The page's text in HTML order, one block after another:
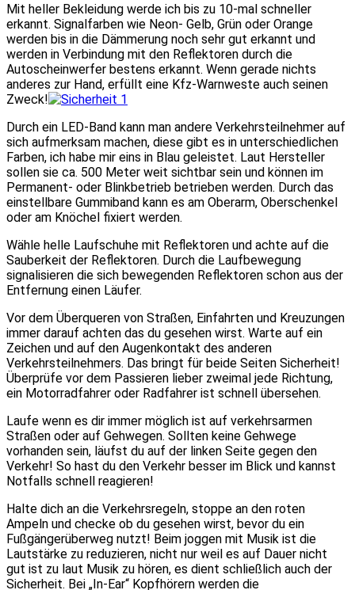
Mit heller Bekleidung werde ich bis zu 10-mal schneller
erkannt. Signalfarben wie Neon- Gelb, Grün oder Orange
werden bis in die Dämmerung noch sehr gut erkannt und
werden in Verbindung mit den Reflektoren durch die
Autoscheinwerfer bestens erkannt. Wenn gerade nichts
anderes zur Hand, erfüllt eine Kfz-Warnweste auch seinen
Zweck!
Durch ein LED-Band kann man andere Verkehrsteilnehmer auf
sich aufmerksam machen, diese gibt es in unterschiedlichen
Farben, ich habe mir eins in Blau geleistet. Laut Hersteller
sollen sie ca. 500 Meter weit sichtbar sein und können im
Permanent- oder Blinkbetrieb betrieben werden. Durch das
einstellbare Gummiband kann es am Oberarm, Oberschenkel
oder am Knöchel fixiert werden.
Wähle helle Laufschuhe mit Reflektoren und achte auf die
Sauberkeit der Reflektoren. Durch die Laufbewegung
signalisieren die sich bewegenden Reflektoren schon aus der
Entfernung einen Läufer.
Vor dem Überqueren von Straßen, Einfahrten und Kreuzungen
immer darauf achten das du gesehen wirst. Warte auf ein
Zeichen und auf den Augenkontakt des anderen
Verkehrsteilnehmers. Das bringt für beide Seiten Sicherheit!
Überprüfe vor dem Passieren lieber zweimal jede Richtung,
ein Motorradfahrer oder Radfahrer ist schnell übersehen.
Laufe wenn es dir immer möglich ist auf verkehrsarmen
Straßen oder auf Gehwegen. Sollten keine Gehwege
vorhanden sein, läufst du auf der linken Seite gegen den
Verkehr! So hast du den Verkehr besser im Blick und kannst
Notfalls schnell reagieren!
Halte dich an die Verkehrsregeln, stoppe an den roten
Ampeln und checke ob du gesehen wirst, bevor du ein
Fußgängerüberweg nutzt! Beim joggen mit Musik ist die
Lautstärke zu reduzieren, nicht nur weil es auf Dauer nicht
gut ist zu laut Musik zu hören, es dient schließlich auch der
Sicherheit. Bei „In-Ear“ Kopfhörern werden die